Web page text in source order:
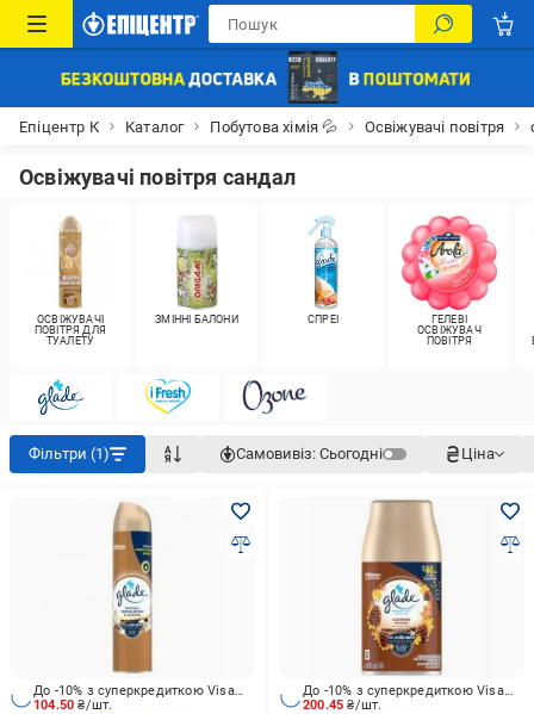
Епіцентр К Каталог Побутова хімія 💦 Освіжувачі повітря
Освіжувачі повітря сандал
ОСВІЖУВАЧІ
ПОВІТРЯ ДЛЯ
ТУАЛЕТУ
ЗМІННІ БАЛОНИ СПРЕЇ
ГЕЛЕВІ
ОСВІЖУВАЧ
ПОВІТРЯ
Фільтри (1) Самовивіз: Сьогодні Ціна
104.50₴/шт.
До -10% з суперкредиткою Visa Вигода
200.45₴/шт.
До -10% з суперкредиткою Visa Вигода